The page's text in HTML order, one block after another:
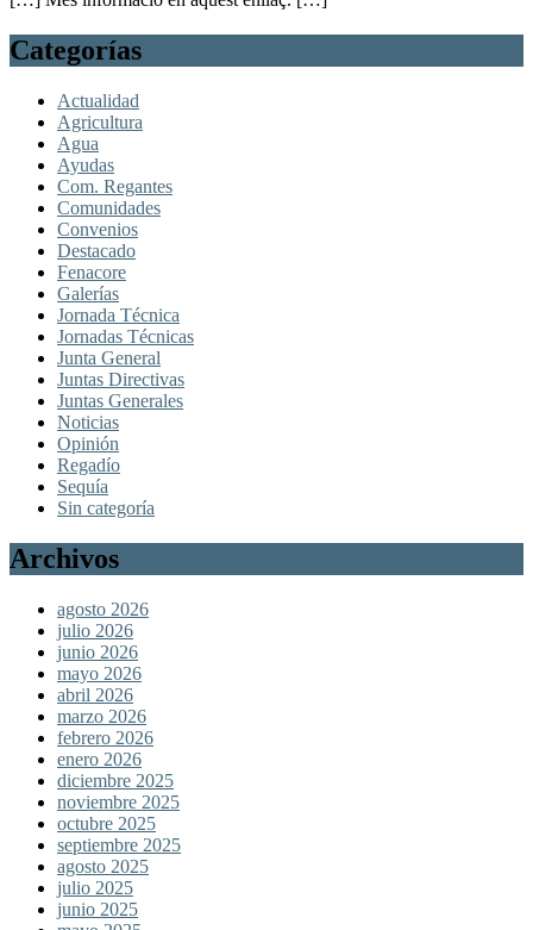
Categorías
Actualidad
Agricultura
Agua
Ayudas
Com. Regantes
Comunidades
Convenios
Destacado
Fenacore
Galerías
Jornada Técnica
Jornadas Técnicas
Junta General
Juntas Directivas
Juntas Generales
Noticias
Opinión
Regadío
Sequía
Sin categoría
Archivos
agosto 2026
julio 2026
junio 2026
mayo 2026
abril 2026
marzo 2026
febrero 2026
enero 2026
diciembre 2025
noviembre 2025
octubre 2025
septiembre 2025
agosto 2025
julio 2025
junio 2025